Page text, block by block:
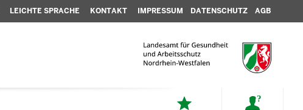
LEICHTE SPRACHE KONTAKT IMPRESSUM DATENSCHUTZ AGB